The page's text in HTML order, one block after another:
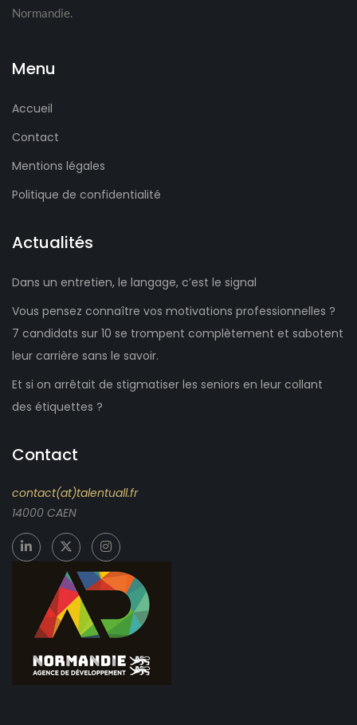
Normandie.
Menu
Accueil
Contact
Mentions légales
Politique de confidentialité
Actualités
Dans un entretien, le langage, c’est le signal
Vous pensez connaître vos motivations professionnelles ?
7 candidats sur 10 se trompent complètement et sabotent
leur carrière sans le savoir.
Et si on arrêtait de stigmatiser les seniors en leur collant
des étiquettes ?
Contact
contact(at)talentuall.fr
14000 CAEN